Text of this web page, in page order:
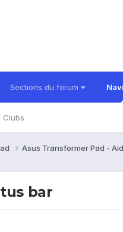
Sections du forum
Clubs
Asus Transformer Pad -
bar